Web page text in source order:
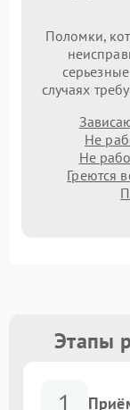
Поломки,
случаях
Не
Не
Греются
Этапы
1